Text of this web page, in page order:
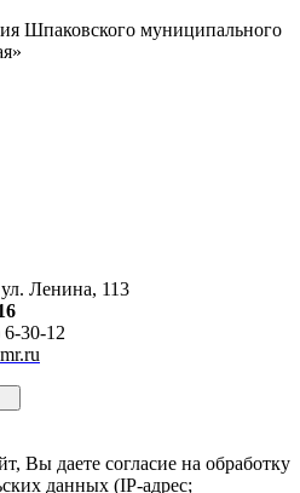
Шпаковского муниципального
Ленина, 113
30-12
Вы даете согласие на обработку
данных (IP-адрес;